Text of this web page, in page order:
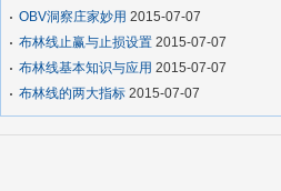
OBV洞察庄家妙用 2015-07-07
布林线止赢与止损设置 2015-07-07
布林线基本知识与应用 2015-07-07
布林线的两大指标 2015-07-07